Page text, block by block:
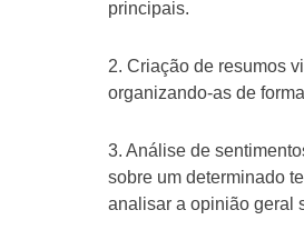
principais.
2. Criação de resumos
organizando-as de
3. Análise de
sobre um determinado
analisar a opinião geral